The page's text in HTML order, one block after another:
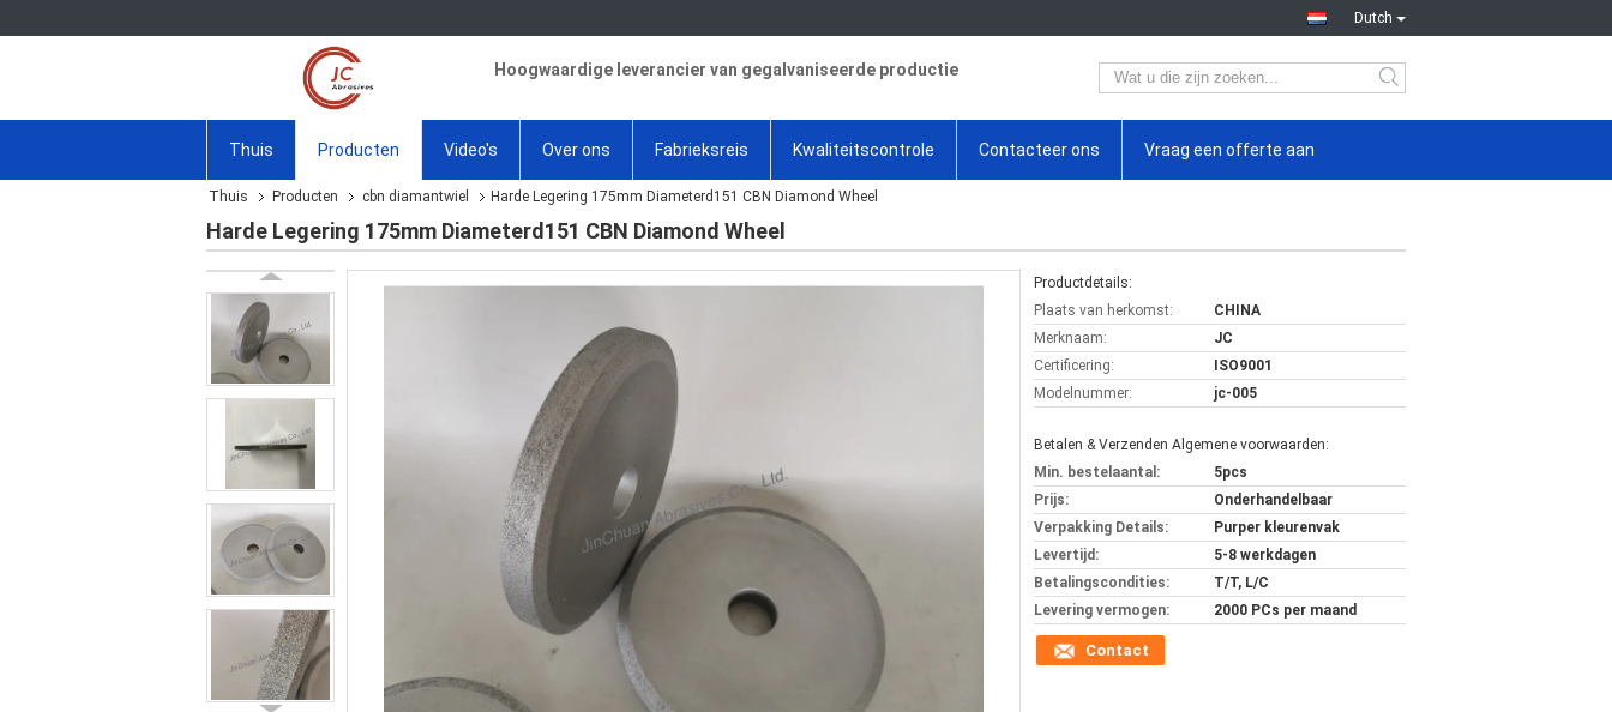
Dutch
Hoogwaardige leverancier van gegalvaniseerde productie
Thuis Producten Video's Over ons Fabrieksreis Kwaliteitscontrole Contacteer ons Vraag een offerte aan
Thuis Producten cbn diamantwiel Harde Legering 175mm Diameterd151 CBN Diamond Wheel
Harde Legering 175mm Diameterd151 CBN Diamond Wheel
Productdetails:
Plaats van herkomst:
CHINA
Merknaam:
JC
Certificering:
ISO9001
Modelnummer:
jc-005
Betalen & Verzenden Algemene voorwaarden:
Min. bestelaantal:
5pcs
Prijs:
Onderhandelbaar
Verpakking Details:
Purper kleurenvak
Levertijd:
5-8 werkdagen
Betalingscondities:
T/T, L/C
Levering vermogen:
2000 PCs per maand
Contact